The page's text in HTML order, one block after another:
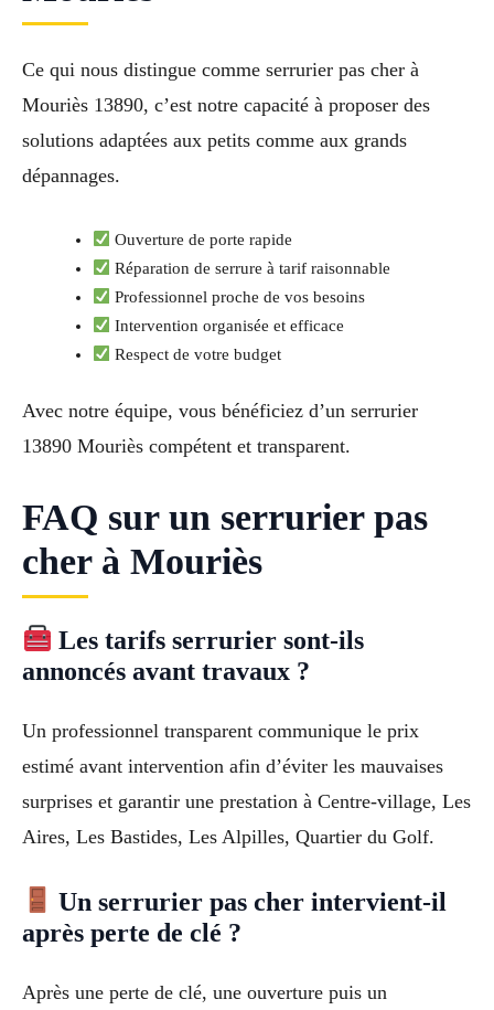
Ce qui nous distingue comme serrurier pas cher à
Mouriès 13890, c’est notre capacité à proposer des
solutions adaptées aux petits comme aux grands
dépannages.
Ouverture de porte rapide
Réparation de serrure à tarif raisonnable
Professionnel proche de vos besoins
Intervention organisée et efficace
Respect de votre budget
Avec notre équipe, vous bénéficiez d’un serrurier
13890 Mouriès compétent et transparent.
FAQ sur un serrurier pas
cher à Mouriès
Les tarifs serrurier sont-ils
annoncés avant travaux ?
Un professionnel transparent communique le prix
estimé avant intervention afin d’éviter les mauvaises
surprises et garantir une prestation à Centre-village, Les
Aires, Les Bastides, Les Alpilles, Quartier du Golf.
Un serrurier pas cher intervient-il
après perte de clé ?
Après une perte de clé, une ouverture puis un